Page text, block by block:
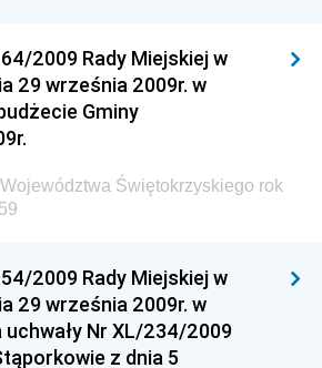
Ministerstwa Przemysłu
Ministerstwa Rolnictwa i
Ministra Rodziny, Pracy i Polityki
Ministra Rozwoju
Ministra Infrastruktury i
2009 Rady Miejskiej w
29 września 2009r. w
Gminy
Świętokrzyskiego rok
2009 Rady Miejskiej w
29 września 2009r. w
Nr XL/234/2009
z dnia 5